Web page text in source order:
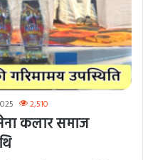
2,510
कलार समाज